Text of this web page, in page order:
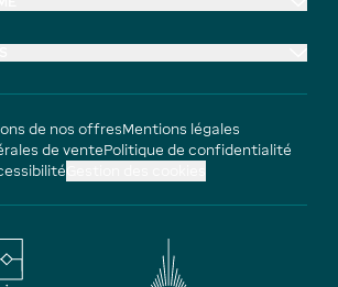
de nos offresMentions légales
de ventePolitique de confidentialité